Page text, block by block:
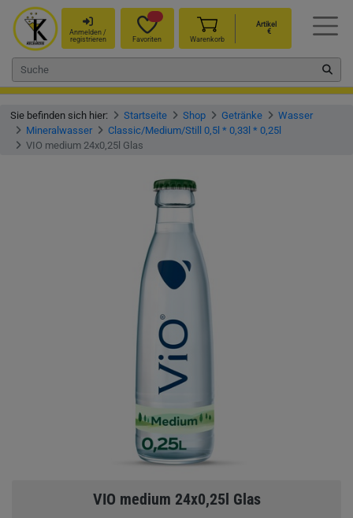
Anmelden /
registrieren
Favoriten Warenkorb
Artikel
€
Sie befinden sich hier: Startseite Shop Getränke
Wasser
Mineralwasser
Classic/Medium/Still 0,5l * 0,33l * 0,25l
VIO medium 24x0,25l Glas
VIO medium 24x0,25l Glas